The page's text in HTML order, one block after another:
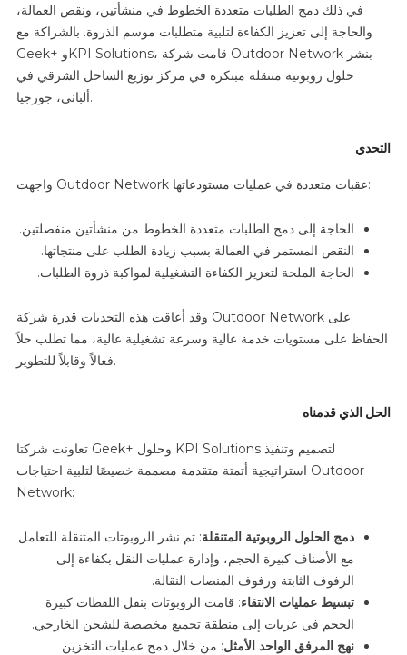
في ذلك دمج الطلبات متعددة الخطوط في منشأتين، ونقص العمالة،
والحاجة إلى تعزيز الكفاءة لتلبية متطلبات موسم الذروة. بالشراكة مع
Geek+ وKPI Solutions، قامت شركة Outdoor Network بنشر
حلول روبوتية متنقلة مبتكرة في مركز توزيع الساحل الشرقي في
ألباني، جورجيا.
التحدي
واجهت Outdoor Network عقبات متعددة في عمليات مستودعاتها:
الحاجة إلى دمج الطلبات متعددة الخطوط من منشأتين منفصلتين.
النقص المستمر في العمالة بسبب زيادة الطلب على منتجاتها.
الحاجة الملحة لتعزيز الكفاءة التشغيلية لمواكبة ذروة الطلبات.
وقد أعاقت هذه التحديات قدرة شركة Outdoor Network على
الحفاظ على مستويات خدمة عالية وسرعة تشغيلية عالية، مما تطلب حلاً
فعالاً وقابلاً للتطوير.
الحل الذي قدمناه
تعاونت شركتا Geek+ وحلول KPI Solutions لتصميم وتنفيذ
استراتيجية أتمتة متقدمة مصممة خصيصًا لتلبية احتياجات Outdoor
Network:
دمج الحلول الروبوتية المتنقلة: تم نشر الروبوتات المتنقلة للتعامل
مع الأصناف كبيرة الحجم، وإدارة عمليات النقل بكفاءة إلى
الرفوف الثابتة ورفوف المنصات النقالة.
تبسيط عمليات الانتقاء: قامت الروبوتات بنقل اللقطات كبيرة
الحجم في عربات إلى منطقة تجميع مخصصة للشحن الخارجي.
نهج المرفق الواحد الأمثل: من خلال دمج عمليات التخزين